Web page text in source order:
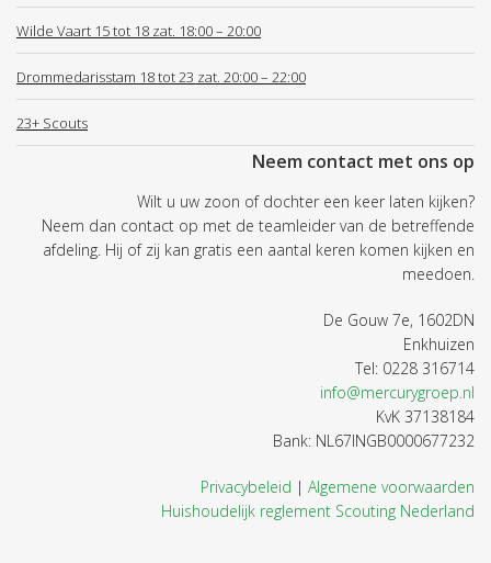
Wilde Vaart 15 tot 18 zat. 18:00 – 20:00
Drommedarisstam 18 tot 23 zat. 20:00 – 22:00
23+ Scouts
Neem contact met ons op
Wilt u uw zoon of dochter een keer laten kijken?
Neem dan contact op met de teamleider van de betreffende
afdeling. Hij of zij kan gratis een aantal keren komen kijken en
meedoen.
De Gouw 7e, 1602DN
Enkhuizen
Tel: 0228 316714
info@mercurygroep.nl
KvK 37138184
Bank: NL67INGB0000677232
Privacybeleid | Algemene voorwaarden
Huishoudelijk reglement Scouting Nederland